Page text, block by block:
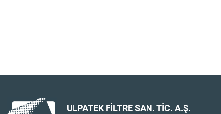
ULPATEK FİLTRE SAN. TİC. A.Ş.